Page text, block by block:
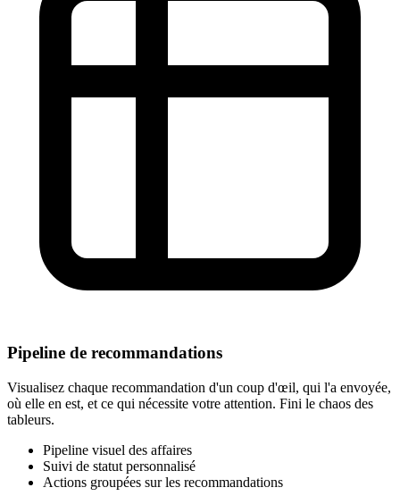
Pipeline de recommandations
Visualisez chaque recommandation d'un coup d'œil, qui l'a envoyée,
où elle en est, et ce qui nécessite votre attention. Fini le chaos des
tableurs.
Pipeline visuel des affaires
Suivi de statut personnalisé
Actions groupées sur les recommandations